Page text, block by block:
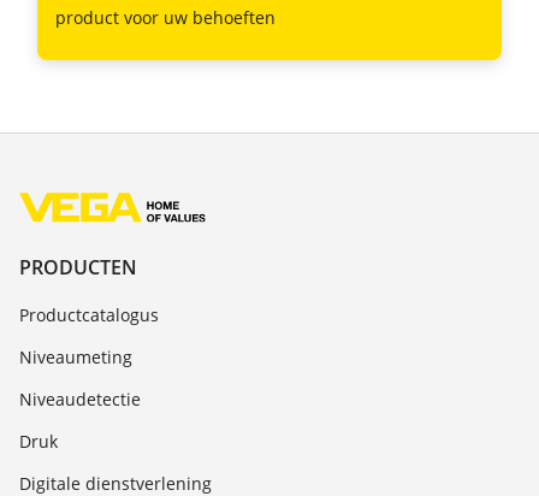
product voor uw behoeften
PRODUCTEN
Productcatalogus
Niveaumeting
Niveaudetectie
Druk
Digitale dienstverlening